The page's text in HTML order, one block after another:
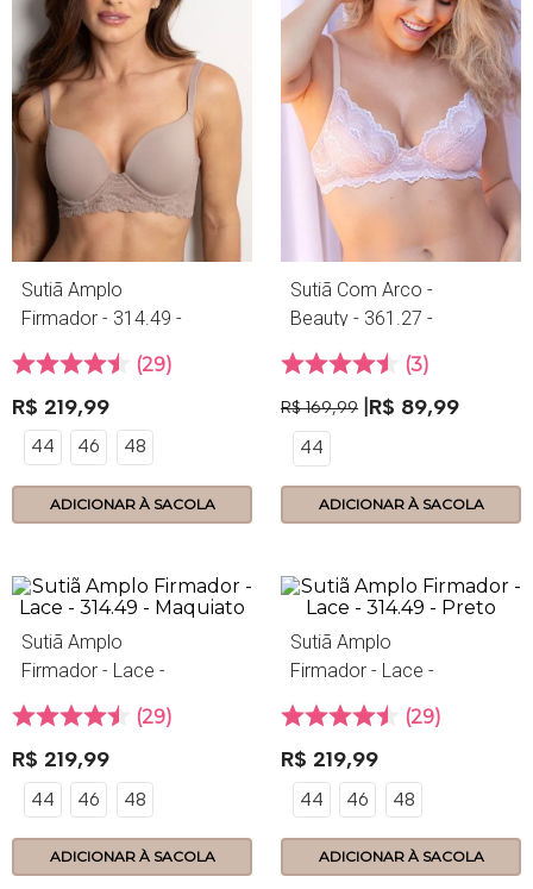
Sutiã Amplo
Firmador - 314.49 -
29
R$ 219,99
44 46 48
ADICIONAR À SACOLA
Sutiã Com Arco -
Beauty - 361.27 -
3
R$ 169,99 R$ 89,99
44
ADICIONAR À SACOLA
Sutiã Amplo
Firmador - Lace -
314.49 - Maquiato
29
R$ 219,99
44 46 48
ADICIONAR À SACOLA
Sutiã Amplo
Firmador - Lace -
314.49 - Preto
29
R$ 219,99
44 46 48
ADICIONAR À SACOLA